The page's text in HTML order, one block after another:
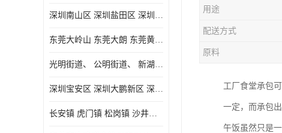
深圳南山区 深圳盐田区 深圳福田区 深圳罗湖区 深圳龙岗区
东莞大岭山 东莞大朗 东莞黄江 东莞樟木头 蔬菜配送
光明街道、 公明街道、 新湖街道、
深圳宝安区 深圳大鹏新区 深圳特别合作区
长安镇 虎门镇 松岗镇 沙井镇 公明镇 莞城街道 南城街道 东城街道 万江街道 石碣镇 石龙镇 茶山镇 石排镇 企石镇 横沥镇
用途
配送方式
原料
工厂食堂承包
一定，而承包
午饭虽然只是